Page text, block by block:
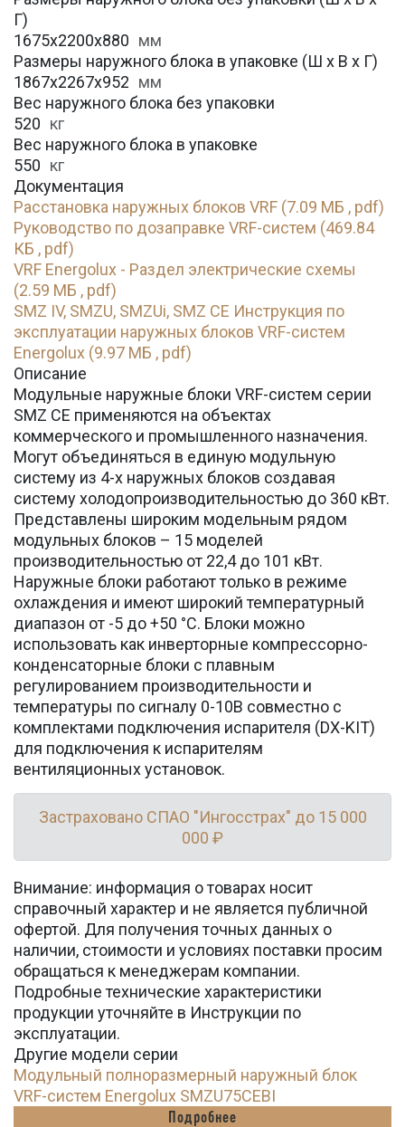
Г)
1675х2200х880 мм
Размеры наружного блока в упаковке (Ш х В х Г)
1867х2267х952 мм
Вес наружного блока без упаковки
520 кг
Вес наружного блока в упаковке
550 кг
Документация
Расстановка наружных блоков VRF (7.09 МБ , pdf)
Руководство по дозаправке VRF-систем (469.84
КБ , pdf)
VRF Energolux - Раздел электрические схемы
(2.59 МБ , pdf)
SMZ IV, SMZU, SMZUi, SMZ CE Инструкция по
эксплуатации наружных блоков VRF-систем
Energolux (9.97 МБ , pdf)
Описание
Модульные наружные блоки VRF-систем серии
SMZ CE применяются на объектах
коммерческого и промышленного назначения.
Могут объединяться в единую модульную
систему из 4-х наружных блоков создавая
систему холодопроизводительностью до 360 кВт.
Представлены широким модельным рядом
модульных блоков – 15 моделей
производительностью от 22,4 до 101 кВт.
Наружные блоки работают только в режиме
охлаждения и имеют широкий температурный
диапазон от -5 до +50 °С. Блоки можно
использовать как инверторные компрессорно-
конденсаторные блоки с плавным
регулированием производительности и
температуры по сигналу 0-10В совместно с
комплектами подключения испарителя (DX-KIT)
для подключения к испарителям
вентиляционных установок.
Застраховано СПАО "Ингосстрах" до 15 000
000 ₽
Внимание: информация о товарах носит
справочный характер и не является публичной
офертой. Для получения точных данных о
наличии, стоимости и условиях поставки просим
обращаться к менеджерам компании.
Подробные технические характеристики
продукции уточняйте в Инструкции по
эксплуатации.
Другие модели серии
Модульный полноразмерный наружный блок
VRF-систем Energolux SMZU75CEBI
Подробнее